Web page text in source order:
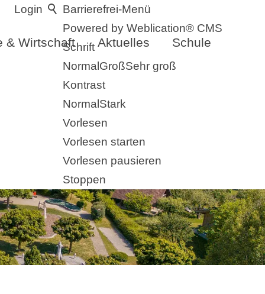
Barrierefrei-Menü
Powered by Weblication® CMS
Schrift
Normal GroßSehr groß
Kontrast
Normal Stark
Vorlesen
Vorlesen starten
Vorlesen pausieren
Stoppen
Login
& Wirtschaft Aktuelles Schule